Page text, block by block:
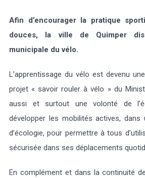
Afin d’encourager la pratique
douces, la ville de Quimper
municipale du vélo.
L’apprentissage du vélo est devenu
projet « savoir rouler à vélo » du
aussi et surtout une volonté de
développer les mobilités actives,
d’écologie, pour permettre à tous
sécurisée dans ses déplacements
En complément et dans la continuité